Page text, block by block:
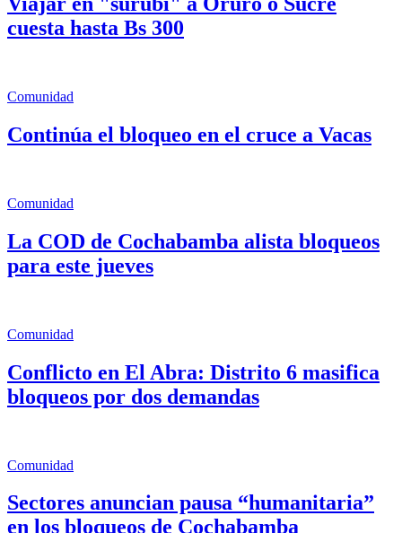
cuesta hasta Bs 300
Comunidad
Continúa el bloqueo en el cruce a Vacas
Comunidad
La COD de Cochabamba alista bloqueos
para este jueves
Comunidad
Conflicto en El Abra: Distrito 6 masifica
bloqueos por dos demandas
Comunidad
Sectores anuncian pausa “humanitaria”
en los bloqueos de Cochabamba